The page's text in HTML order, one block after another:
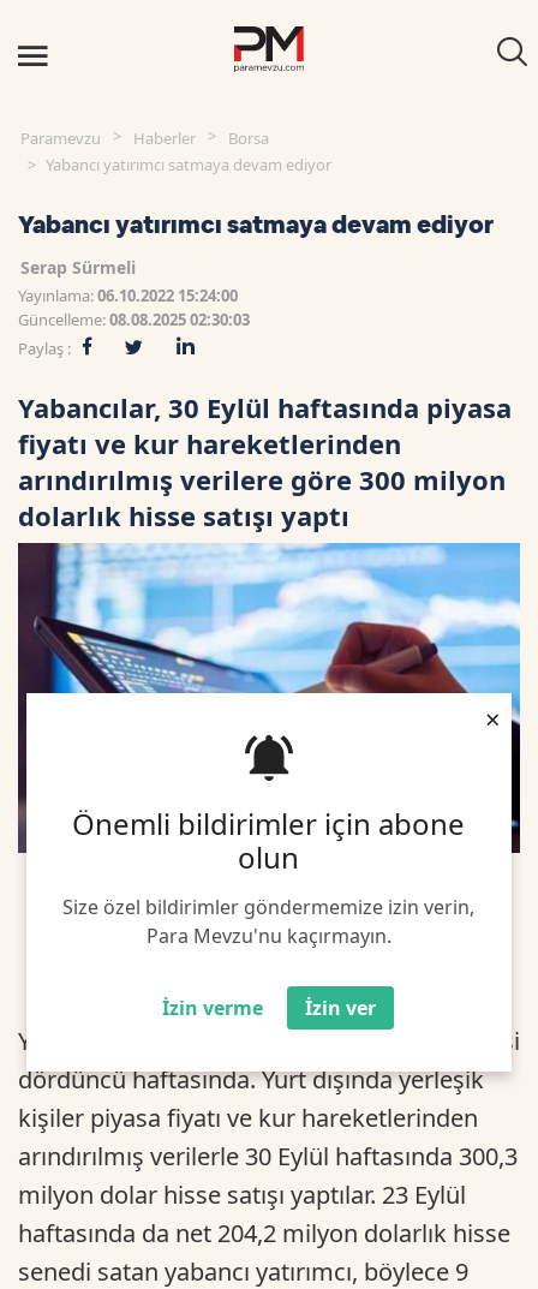
Önemli bildirimler için abone
olun
Size özel bildirimler göndermemize izin verin,
Para Mevzu'nu kaçırmayın.
İzin verme İzin ver
×
Paramevzu Haberler
Borsa
Yabancı yatırımcı satmaya devam ediyor
Yabancı yatırımcı satmaya devam ediyor
Serap Sürmeli
Yayınlama:06.10.2022 15:24:00
Güncelleme:08.08.2025 02:30:03
Paylaş :
Yabancılar, 30 Eylül haftasında piyasa
fiyatı ve kur hareketlerinden
arındırılmış verilere göre 300 milyon
dolarlık hisse satışı yaptı
Yabancı yatırımcıların hisse senedi satış serisi
dördüncü haftasında. Yurt dışında yerleşik
kişiler piyasa fiyatı ve kur hareketlerinden
arındırılmış verilerle 30 Eylül haftasında 300,3
milyon dolar hisse satışı yaptılar. 23 Eylül
haftasında da net 204,2 milyon dolarlık hisse
senedi satan yabancı yatırımcı, böylece 9